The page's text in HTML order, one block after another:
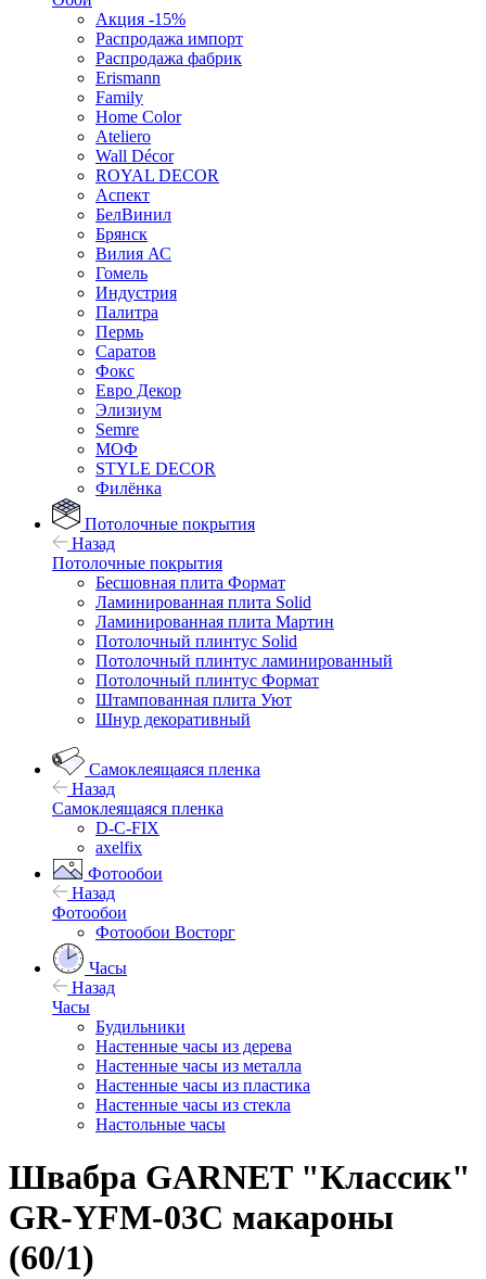
Акция -15%
Распродажа импорт
Распродажа фабрик
Erismann
Family
Home Color
Ateliero
Wall Décor
ROYAL DECOR
Аспект
БелВинил
Брянск
Вилия АС
Гомель
Индустрия
Палитра
Пермь
Саратов
Фокс
Евро Декор
Элизиум
Semre
МОФ
STYLE DECOR
Филёнка
Потолочные покрытия
Назад
Потолочные покрытия
Бесшовная плита Формат
Ламинированная плита Solid
Ламинированная плита Мартин
Потолочный плинтус Solid
Потолочный плинтус ламинированный
Потолочный плинтус Формат
Штампованная плита Уют
Шнур декоративный
Самоклеящаяся пленка
Назад
Самоклеящаяся пленка
D-C-FIX
axelfix
Фотообои
Назад
Фотообои
Фотообои Восторг
Часы
Назад
Часы
Будильники
Настенные часы из дерева
Настенные часы из металла
Настенные часы из пластика
Настенные часы из стекла
Настольные часы
Швабра GARNET "Классик"
GR-YFM-03C макароны
(60/1)